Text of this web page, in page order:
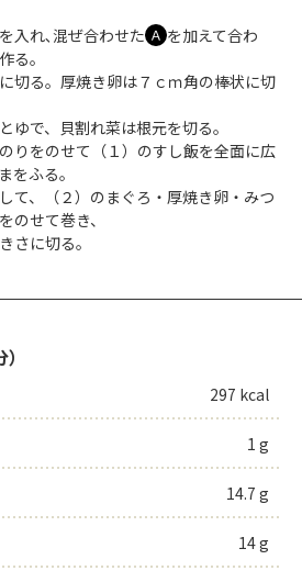
入れ､混ぜ合わせた Ａ を加えて合わ
る。
切る。厚焼き卵は７ｃｍ角の棒状に切
ゆで、貝割れ菜は根元を切る。
りをのせて（１）のすし飯を全面に広
をふる。
して、（２）のまぐろ・厚焼き卵・みつ
のせて巻き、
さに切る。
297 kcal
1 g
14.7 g
14 g